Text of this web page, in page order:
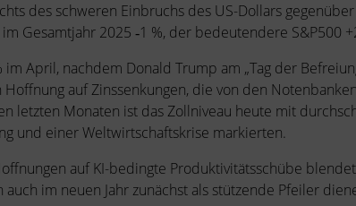
des schweren Einbruchs des US-Dollars
Gesamtjahr 2025 ‑1 %, der bedeutendere S&P500
April, nachdem Donald Trump am „Tag der
auf Zinssenkungen, die von den
letzten Monaten ist das Zollniveau heute mit
und einer Weltwirtschaftskrise markierten.
auf KI-bedingte Produktivitätsschübe
im neuen Jahr zunächst als stützende Pfeiler